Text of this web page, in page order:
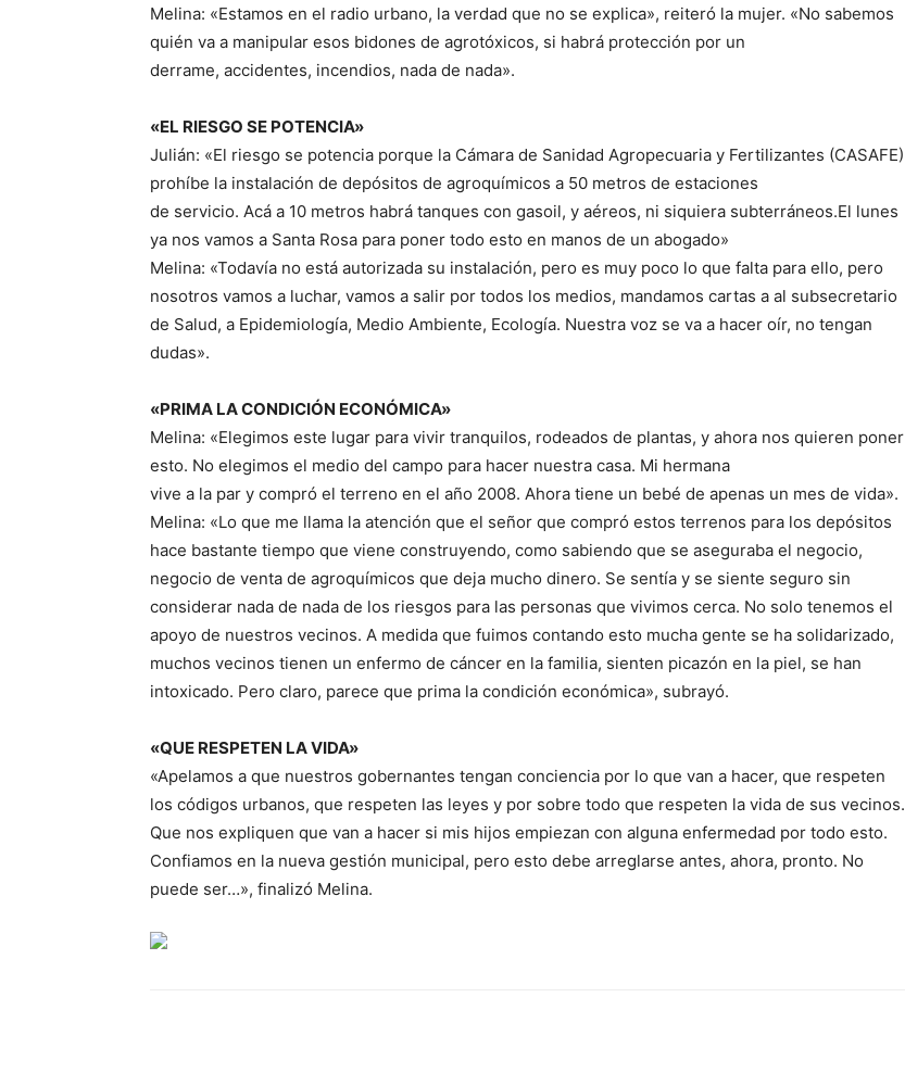
Melina: «Estamos en el radio urbano, la verdad que no se explica», reiteró la mujer. «No sabemos
quién va a manipular esos bidones de agrotóxicos, si habrá protección por un
derrame, accidentes, incendios, nada de nada».
«EL RIESGO SE POTENCIA»
Julián: «El riesgo se potencia porque la Cámara de Sanidad Agropecuaria y Fertilizantes (CASAFE)
prohíbe la instalación de depósitos de agroquímicos a 50 metros de estaciones
de servicio. Acá a 10 metros habrá tanques con gasoil, y aéreos, ni siquiera subterráneos.El lunes
ya nos vamos a Santa Rosa para poner todo esto en manos de un abogado»
Melina: «Todavía no está autorizada su instalación, pero es muy poco lo que falta para ello, pero
nosotros vamos a luchar, vamos a salir por todos los medios, mandamos cartas a al subsecretario
de Salud, a Epidemiología, Medio Ambiente, Ecología. Nuestra voz se va a hacer oír, no tengan
dudas».
«PRIMA LA CONDICIÓN ECONÓMICA»
Melina: «Elegimos este lugar para vivir tranquilos, rodeados de plantas, y ahora nos quieren poner
esto. No elegimos el medio del campo para hacer nuestra casa. Mi hermana
vive a la par y compró el terreno en el año 2008. Ahora tiene un bebé de apenas un mes de vida».
Melina: «Lo que me llama la atención que el señor que compró estos terrenos para los depósitos
hace bastante tiempo que viene construyendo, como sabiendo que se aseguraba el negocio,
negocio de venta de agroquímicos que deja mucho dinero. Se sentía y se siente seguro sin
considerar nada de nada de los riesgos para las personas que vivimos cerca. No solo tenemos el
apoyo de nuestros vecinos. A medida que fuimos contando esto mucha gente se ha solidarizado,
muchos vecinos tienen un enfermo de cáncer en la familia, sienten picazón en la piel, se han
intoxicado. Pero claro, parece que prima la condición económica», subrayó.
«QUE RESPETEN LA VIDA»
«Apelamos a que nuestros gobernantes tengan conciencia por lo que van a hacer, que respeten
los códigos urbanos, que respeten las leyes y por sobre todo que respeten la vida de sus vecinos.
Que nos expliquen que van a hacer si mis hijos empiezan con alguna enfermedad por todo esto.
Confiamos en la nueva gestión municipal, pero esto debe arreglarse antes, ahora, pronto. No
puede ser…», finalizó Melina.